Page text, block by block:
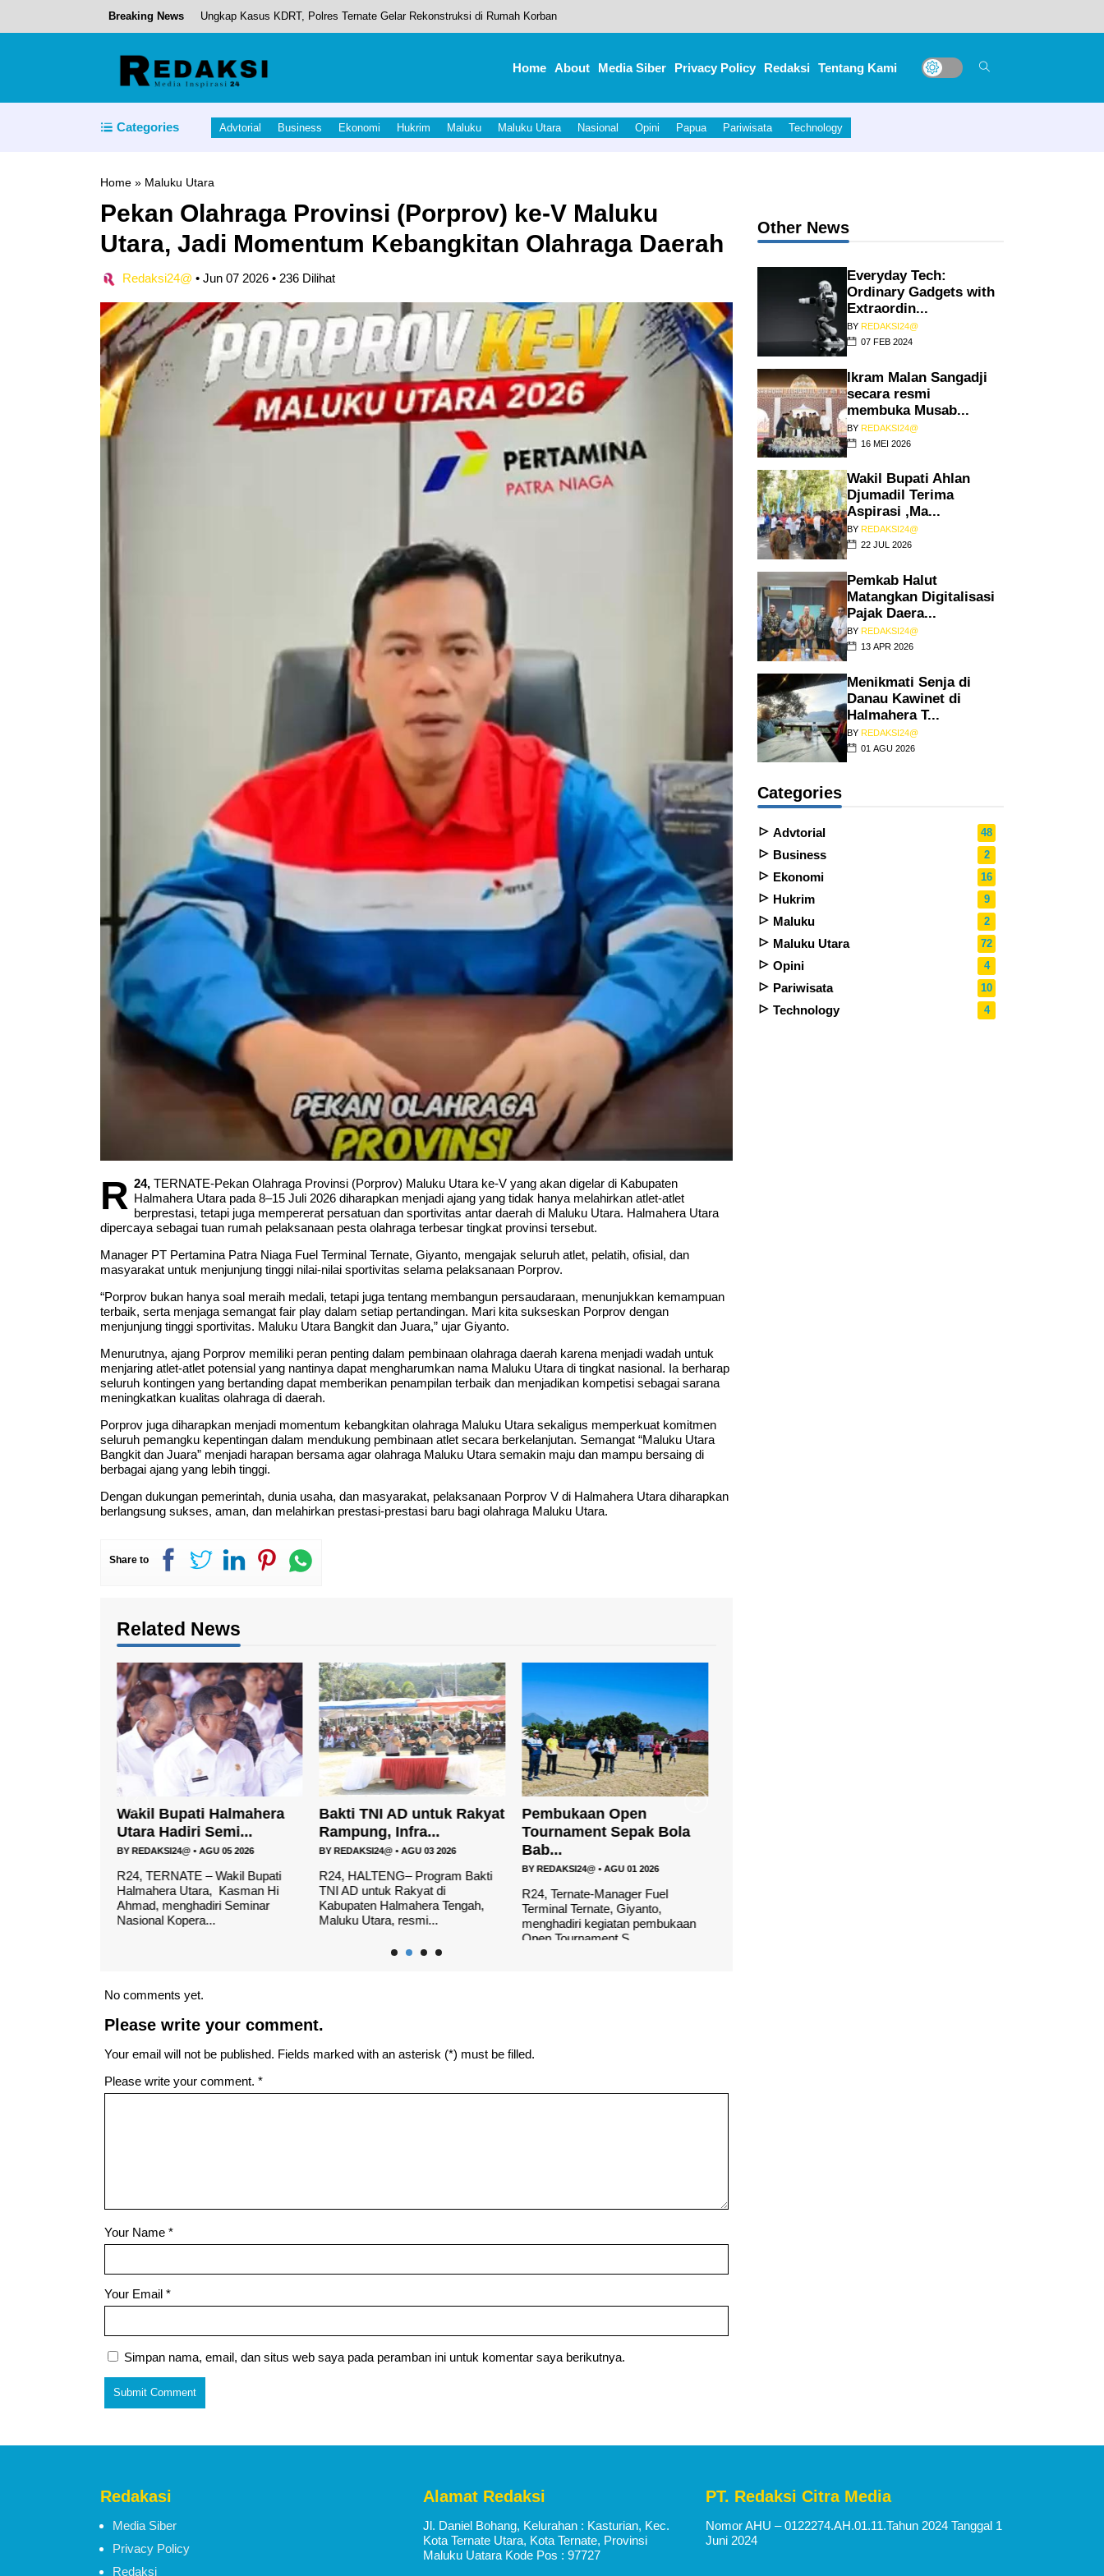
Breaking News Ungkap Kasus KDRT, Polres Ternate Gelar Rekonstruksi di Rumah Korban
Bupati IMS, Melantik DPC GAPEKSINDO
Peringati Harganas ke-33, Bupati Halut Tekankan Tiga Pilar Pembangunan Keluarga dan Pelestarian Budaya
Home About Media Siber Privacy Policy Redaksi Tentang Kami
Categories Advtorial Business Ekonomi Hukrim Maluku Maluku Utara Nasional Opini Papua Pariwisata Technology
Home » Maluku Utara
Pekan Olahraga Provinsi (Porprov) ke-V Maluku
Utara, Jadi Momentum Kebangkitan Olahraga Daerah
Redaksi24@ • Jun 07 2026 • 236 Dilihat
R 24, TERNATE-Pekan Olahraga Provinsi (Porprov) Maluku Utara ke-V yang akan digelar di Kabupaten
Halmahera Utara pada 8–15 Juli 2026 diharapkan menjadi ajang yang tidak hanya melahirkan atlet-atlet
berprestasi, tetapi juga mempererat persatuan dan sportivitas antar daerah di Maluku Utara. Halmahera Utara
dipercaya sebagai tuan rumah pelaksanaan pesta olahraga terbesar tingkat provinsi tersebut.
Manager PT Pertamina Patra Niaga Fuel Terminal Ternate, Giyanto, mengajak seluruh atlet, pelatih, ofisial, dan
masyarakat untuk menjunjung tinggi nilai-nilai sportivitas selama pelaksanaan Porprov.
“Porprov bukan hanya soal meraih medali, tetapi juga tentang membangun persaudaraan, menunjukkan kemampuan
terbaik, serta menjaga semangat fair play dalam setiap pertandingan. Mari kita sukseskan Porprov dengan
menjunjung tinggi sportivitas. Maluku Utara Bangkit dan Juara,” ujar Giyanto.
Menurutnya, ajang Porprov memiliki peran penting dalam pembinaan olahraga daerah karena menjadi wadah untuk
menjaring atlet-atlet potensial yang nantinya dapat mengharumkan nama Maluku Utara di tingkat nasional. Ia berharap
seluruh kontingen yang bertanding dapat memberikan penampilan terbaik dan menjadikan kompetisi sebagai sarana
meningkatkan kualitas olahraga di daerah.
Porprov juga diharapkan menjadi momentum kebangkitan olahraga Maluku Utara sekaligus memperkuat komitmen
seluruh pemangku kepentingan dalam mendukung pembinaan atlet secara berkelanjutan. Semangat “Maluku Utara
Bangkit dan Juara” menjadi harapan bersama agar olahraga Maluku Utara semakin maju dan mampu bersaing di
berbagai ajang yang lebih tinggi.
Dengan dukungan pemerintah, dunia usaha, dan masyarakat, pelaksanaan Porprov V di Halmahera Utara diharapkan
berlangsung sukses, aman, dan melahirkan prestasi-prestasi baru bagi olahraga Maluku Utara.
Share to
Related News
Wakil Bupati Halmahera
Utara Hadiri Semi...
BYREDAKSI24@ •AGU 05 2026
R24, TERNATE – Wakil Bupati
Halmahera Utara, Kasman Hi
Ahmad, menghadiri Seminar
Nasional Kopera...
Bakti TNI AD untuk Rakyat
Rampung, Infra...
BYREDAKSI24@ •AGU 03 2026
R24, HALTENG– Program Bakti
TNI AD untuk Rakyat di
Kabupaten Halmahera Tengah,
Maluku Utara, resmi...
Pembukaan Open
Tournament Sepak Bola
Bab...
BYREDAKSI24@ •AGU 01 2026
R24, Ternate-Manager Fuel
Terminal Ternate, Giyanto,
menghadiri kegiatan pembukaan
Open Tournament S...
No comments yet.
Please write your comment.
Your email will not be published. Fields marked with an asterisk (*) must be filled.
Please write your comment. *
Your Name *
Your Email *
Simpan nama, email, dan situs web saya pada peramban ini untuk komentar saya berikutnya.
Other News
Everyday Tech:
Ordinary Gadgets with
Extraordin...
BY REDAKSI24@
07 FEB 2024
Ikram Malan Sangadji
secara resmi
membuka Musab...
BY REDAKSI24@
16 MEI 2026
Wakil Bupati Ahlan
Djumadil Terima
Aspirasi ,Ma...
BY REDAKSI24@
22 JUL 2026
Pemkab Halut
Matangkan Digitalisasi
Pajak Daera...
BY REDAKSI24@
13 APR 2026
Menikmati Senja di
Danau Kawinet di
Halmahera T...
BY REDAKSI24@
01 AGU 2026
Categories
Advtorial 48
Business 2
Ekonomi 16
Hukrim 9
Maluku 2
Maluku Utara 72
Opini 4
Pariwisata 10
Technology 4
Redakasi
Media Siber
Privacy Policy
Redaksi
Alamat Redaksi
Jl. Daniel Bohang, Kelurahan : Kasturian, Kec.
Kota Ternate Utara, Kota Ternate, Provinsi
Maluku Uatara Kode Pos : 97727
PT. Redaksi Citra Media
Nomor AHU – 0122274.AH.01.11.Tahun 2024 Tanggal 1
Juni 2024